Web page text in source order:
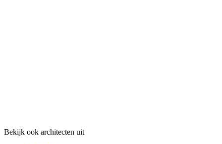
Bekijk ook architecten uit